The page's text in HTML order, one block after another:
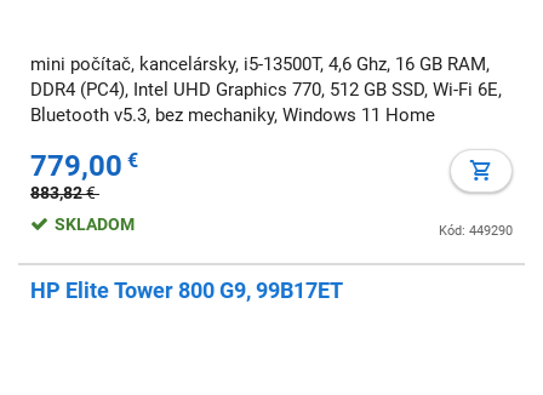
mini počítač, kancelársky, i5-13500T, 4,6 Ghz, 16 GB RAM,
DDR4 (PC4), Intel UHD Graphics 770, 512 GB SSD, Wi-Fi 6E,
Bluetooth v5.3, bez mechaniky, Windows 11 Home
779,00 €
883,82€
Kód: 449290
SKLADOM
HP Elite Tower 800 G9, 99B17ET